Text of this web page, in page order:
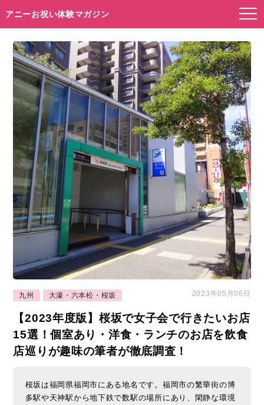
アニーお祝い体験マガジン
九州 大濠・六本松・桜坂 2023年05月06日
【2023年度版】桜坂で女子会で行きたいお店
15選！個室あり・洋食・ランチのお店を飲食
店巡りが趣味の筆者が徹底調査！
桜坂は福岡県福岡市にある地名です。福岡市の繁華街の博
多駅や天神駅から地下鉄で数駅の場所にあり、閑静な環境